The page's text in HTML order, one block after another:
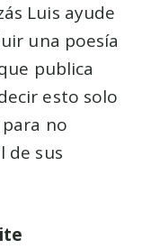
Luis ayude
una poesía
publica
esto solo
no
de sus